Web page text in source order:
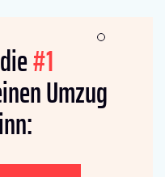
#1
Umzug